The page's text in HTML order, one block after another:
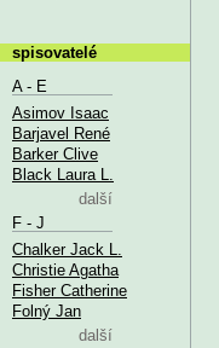
spisovatelé
A - E
Asimov Isaac
Barjavel René
Barker Clive
Black Laura L.
další
F - J
Chalker Jack L.
Christie Agatha
Fisher Catherine
Folný Jan
další